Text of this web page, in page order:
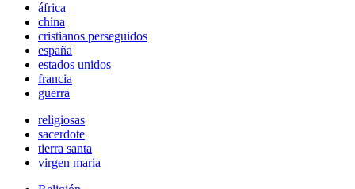
áfrica
china
cristianos perseguidos
españa
estados unidos
francia
guerra
religiosas
sacerdote
tierra santa
virgen maria